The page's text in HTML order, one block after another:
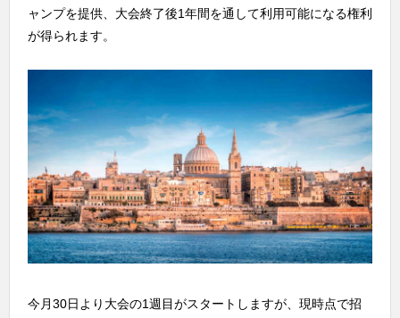
ャンプを提供、大会終了後1年間を通して利用可能になる権利
が得られます。
今月30日より大会の1週目がスタートしますが、現時点で招